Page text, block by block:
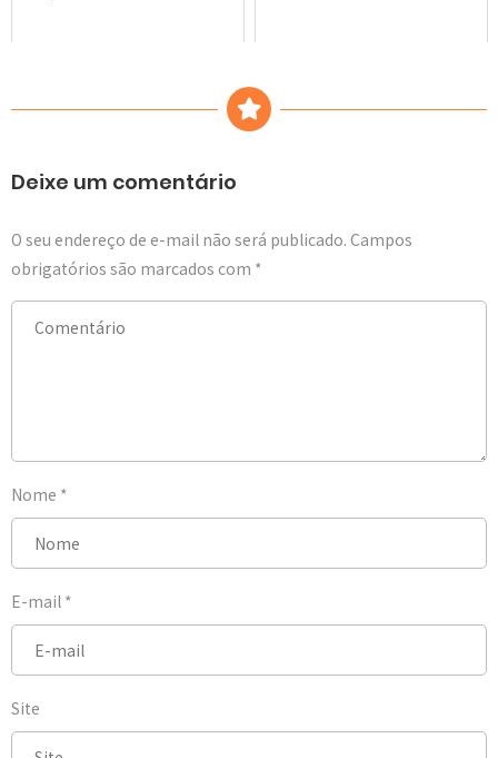
Deixe um comentário
O seu endereço de e-mail não será publicado. Campos
obrigatórios são marcados com *
Nome *
E-mail *
Site